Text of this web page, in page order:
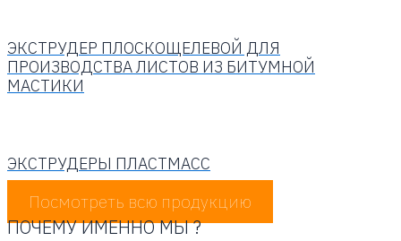
ЭКСТРУДЕР ПЛОСКОЩЕЛЕВОЙ ДЛЯ
ПРОИЗВОДСТВА ЛИСТОВ ИЗ БИТУМНОЙ
МАСТИКИ
ЭКСТРУДЕРЫ ПЛАСТМАСС
Посмот­реть всю про­дук­цию
ПОЧЕМУ ИМЕННО МЫ ?